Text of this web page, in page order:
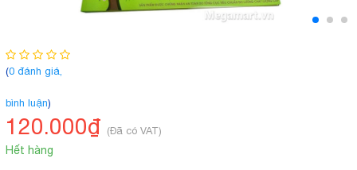
(0 đánh giá,
bình luận)
120.000₫ (Đã có VAT)
Hết hàng